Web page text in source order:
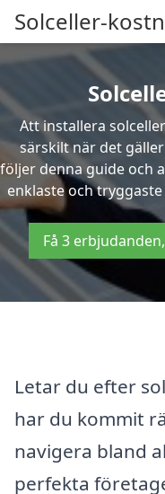
Solceller-
Att installera
särskilt när det
följer denna guide och
enklaste och
Få 3
Letar du efter
har du kommit
navigera bland
perfekta